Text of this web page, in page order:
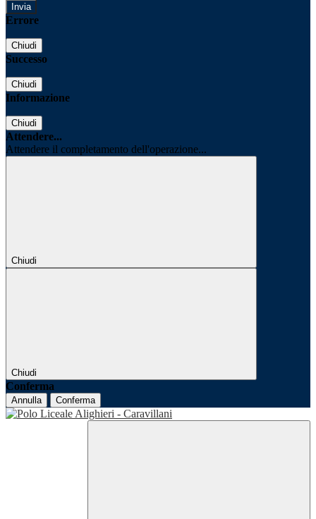
Errore
Chiudi
Successo
Chiudi
Informazione
Chiudi
Attendere...
Attendere il completamento dell'operazione...
Chiudi
Chiudi
Conferma
Annulla Conferma